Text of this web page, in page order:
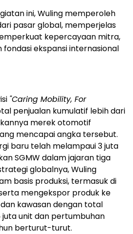
ini, Wuling memperoleh
pasar global, memperjelas
kepercayaan mitra,
ekspansi internasional
"Caring Mobility, For
penjualan kumulatif lebih dari
merek otomotif
mencapai angka tersebut.
baru telah melampaui 3 juta
SGMW dalam jajaran tiga
globalnya, Wuling
basis produksi, termasuk di
mengekspor produk ke
kawasan dengan total
juta unit dan pertumbuhan
berturut-turut.